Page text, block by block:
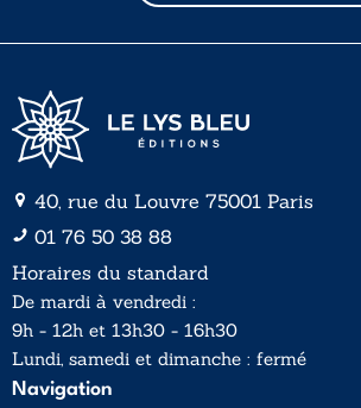
40, rue du Louvre 75001 Paris
01 76 50 38 88
Horaires du standard
De mardi à vendredi :
9h - 12h et 13h30 - 16h30
Lundi, samedi et dimanche : fermé
Navigation